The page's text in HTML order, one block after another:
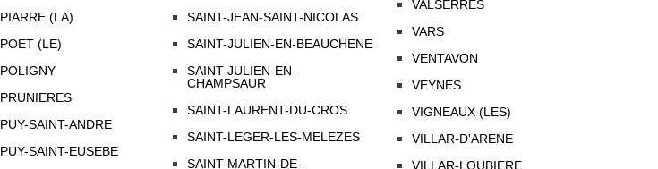
PIARRE (LA)
POET (LE)
POLIGNY
PRUNIERES
PUY-SAINT-ANDRE
PUY-SAINT-EUSEBE
SAINT-JEAN-SAINT-NICOLAS
SAINT-JULIEN-EN-BEAUCHENE
SAINT-JULIEN-EN-
CHAMPSAUR
SAINT-LAURENT-DU-CROS
SAINT-LEGER-LES-MELEZES
SAINT-MARTIN-DE-
VALSERRES
VARS
VENTAVON
VEYNES
VIGNEAUX (LES)
VILLAR-D'ARENE
VILLAR-LOUBIERE